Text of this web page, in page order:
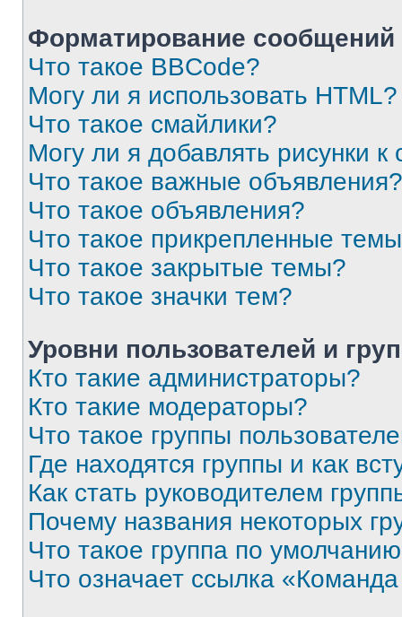
Форматирование
Что такое BBCode?
Могу ли я использовать HTML?
Что такое смайлики?
Могу ли я добавлять рисунки
Что такое важные объявления?
Что такое объявления?
Что такое прикрепленные
Что такое закрытые темы?
Что такое значки тем?
Уровни пользователей и
Кто такие администраторы?
Кто такие модераторы?
Что такое группы
Где находятся группы и как
Как стать руководителем
Почему названия некоторых
Что такое группа по
Что означает ссылка